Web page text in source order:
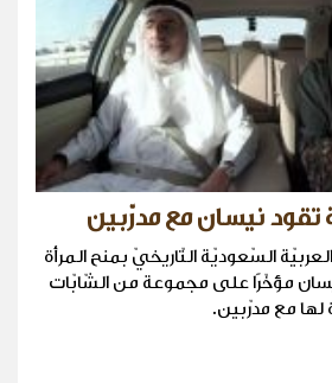
تقود نيسان مع مدرّبين
السّعوديّة التّاريخيّ بمنح المرأة
مؤخّرًا على مجموعة من الشّابّات
لها مع مدرّبين.